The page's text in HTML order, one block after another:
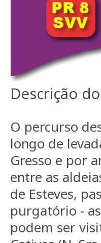
Descrição
O percurso
longo de
Gresso e por
entre as
de Esteves,
purgatório -
podem ser